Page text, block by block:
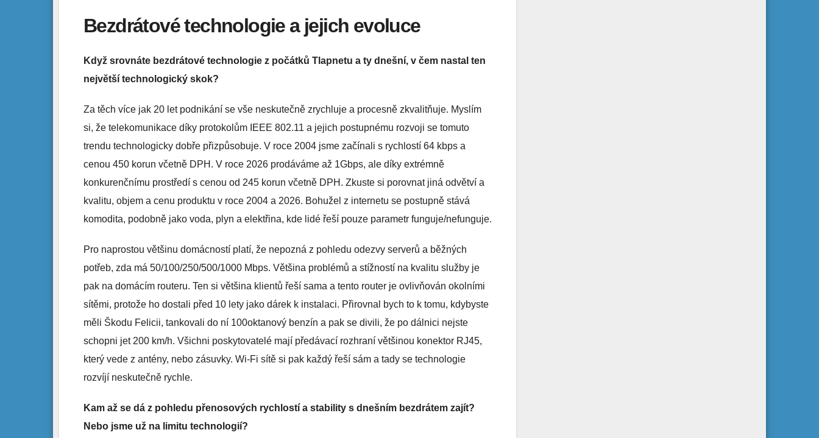
Bezdrátové technologie a jejich evoluce
Když srovnáte bezdrátové technologie z počátků Tlapnetu a ty dnešní, v čem nastal ten
největší technologický skok?
Za těch více jak 20 let podnikání se vše neskutečně zrychluje a procesně zkvalitňuje. Myslím
si, že telekomunikace díky protokolům IEEE 802.11 a jejich postupnému rozvoji se tomuto
trendu technologicky dobře přizpůsobuje. V roce 2004 jsme začínali s rychlostí 64 kbps a
cenou 450 korun včetně DPH. V roce 2026 prodáváme až 1Gbps, ale díky extrémně
konkurenčnímu prostředí s cenou od 245 korun včetně DPH. Zkuste si porovnat jiná odvětví a
kvalitu, objem a cenu produktu v roce 2004 a 2026. Bohužel z internetu se postupně stává
komodita, podobně jako voda, plyn a elektřina, kde lidé řeší pouze parametr funguje/nefunguje.
Pro naprostou většinu domácností platí, že nepozná z pohledu odezvy serverů a běžných
potřeb, zda má 50/100/250/500/1000 Mbps. Většina problémů a stížností na kvalitu služby je
pak na domácím routeru. Ten si většina klientů řeší sama a tento router je ovlivňován okolními
sítěmi, protože ho dostali před 10 lety jako dárek k instalaci. Přirovnal bych to k tomu, kdybyste
měli Škodu Felicii, tankovali do ní 100oktanový benzín a pak se divili, že po dálnici nejste
schopni jet 200 km/h. Všichni poskytovatelé mají předávací rozhraní většinou konektor RJ45,
který vede z antény, nebo zásuvky. Wi-Fi sítě si pak každý řeší sám a tady se technologie
rozvíjí neskutečně rychle.
Kam až se dá z pohledu přenosových rychlostí a stability s dnešním bezdrátem zajít?
Nebo jsme už na limitu technologií?